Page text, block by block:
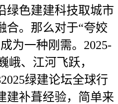
绿色建建科技取城市
合。那么对于“夸姣
为一种刚需。2025-
峨、江河飞跃，
绿建论坛全球行
建补葺经验，简单来